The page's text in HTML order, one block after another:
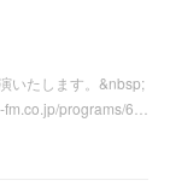
いたします。&nbsp;
programs/6…